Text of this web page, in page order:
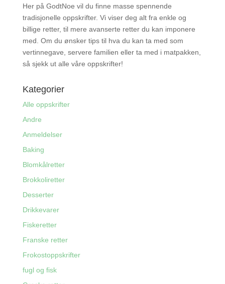
Her på GodtNoe vil du finne masse spennende
tradisjonelle oppskrifter. Vi viser deg alt fra enkle og
billige retter, til mere avanserte retter du kan imponere
med. Om du ønsker tips til hva du kan ta med som
vertinnegave, servere familien eller ta med i matpakken,
så sjekk ut alle våre oppskrifter!
Kategorier
Alle oppskrifter
Andre
Anmeldelser
Baking
Blomkålretter
Brokkoliretter
Desserter
Drikkevarer
Fiskeretter
Franske retter
Frokostoppskrifter
fugl og fisk